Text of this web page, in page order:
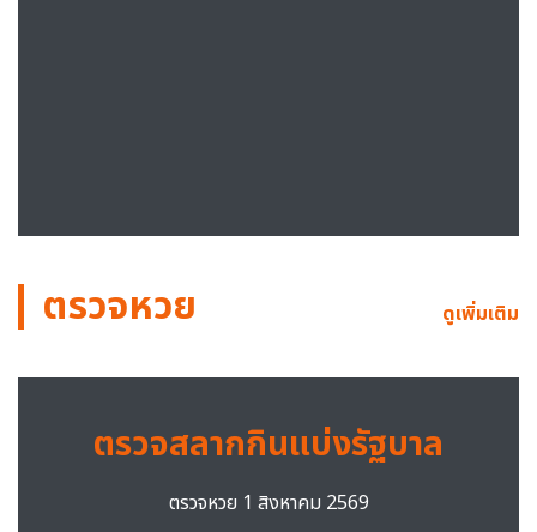
ตรวจหวย ดูเพิ่มเติม
ตรวจสลากกินแบ่งรัฐบาล
ตรวจหวย 1 สิงหาคม 2569